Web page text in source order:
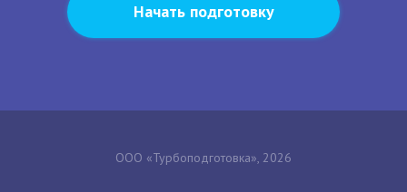
Начать подготовку
ООО «Турбоподготовка», 2026